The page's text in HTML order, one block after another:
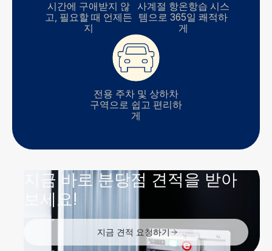
시간에 구애받지 않
고, 필요할 때 언제든
지
사계절 항온항습 시스
템으로 365일 쾌적하
게
전용 주차 및 상하차
구역으로 쉽고 편리하
게
지금 바로 분당점 견적을 받아
보세요!
지금 견적 요청하기